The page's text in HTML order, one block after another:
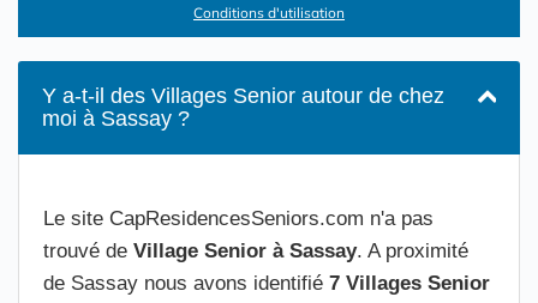
Conditions d'utilisation
Y a-t-il des Villages Senior autour de chez
moi à Sassay ?
Le site CapResidencesSeniors.com n'a pas
trouvé de Village Senior à Sassay. A proximité
de Sassay nous avons identifié 7 Villages Senior